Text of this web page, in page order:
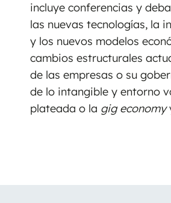
incluye conferencias y
las nuevas tecnologías, la
y los nuevos modelos
cambios estructurales
de las empresas o su
de lo intangible y entorno
plateada o la gig economy